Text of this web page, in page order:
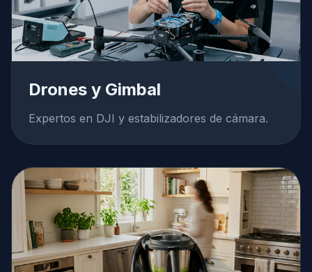
Drones y Gimbal
Expertos en DJI y estabilizadores de cámara.